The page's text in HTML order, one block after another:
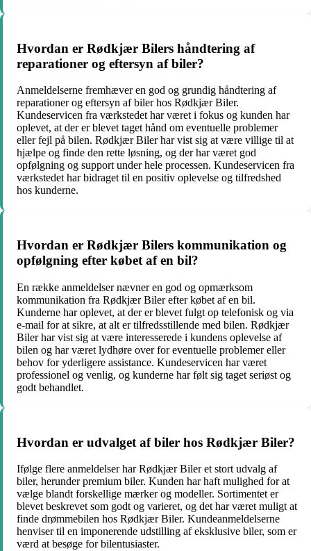
Hvordan er Rødkjær Bilers håndtering af
reparationer og eftersyn af biler?
Anmeldelserne fremhæver en god og grundig håndtering af
reparationer og eftersyn af biler hos Rødkjær Biler.
Kundeservicen fra værkstedet har været i fokus og kunden har
oplevet, at der er blevet taget hånd om eventuelle problemer
eller fejl på bilen. Rødkjær Biler har vist sig at være villige til at
hjælpe og finde den rette løsning, og der har været god
opfølgning og support under hele processen. Kundeservicen fra
værkstedet har bidraget til en positiv oplevelse og tilfredshed
hos kunderne.
Hvordan er Rødkjær Bilers kommunikation og
opfølgning efter købet af en bil?
En række anmeldelser nævner en god og opmærksom
kommunikation fra Rødkjær Biler efter købet af en bil.
Kunderne har oplevet, at der er blevet fulgt op telefonisk og via
e-mail for at sikre, at alt er tilfredsstillende med bilen. Rødkjær
Biler har vist sig at være interesserede i kundens oplevelse af
bilen og har været lydhøre over for eventuelle problemer eller
behov for yderligere assistance. Kundeservicen har været
professionel og venlig, og kunderne har følt sig taget seriøst og
godt behandlet.
Hvordan er udvalget af biler hos Rødkjær Biler?
Ifølge flere anmeldelser har Rødkjær Biler et stort udvalg af
biler, herunder premium biler. Kunden har haft mulighed for at
vælge blandt forskellige mærker og modeller. Sortimentet er
blevet beskrevet som godt og varieret, og det har været muligt at
finde drømmebilen hos Rødkjær Biler. Kundeanmeldelserne
henviser til en imponerende udstilling af eksklusive biler, som er
værd at besøge for bilentusiaster.